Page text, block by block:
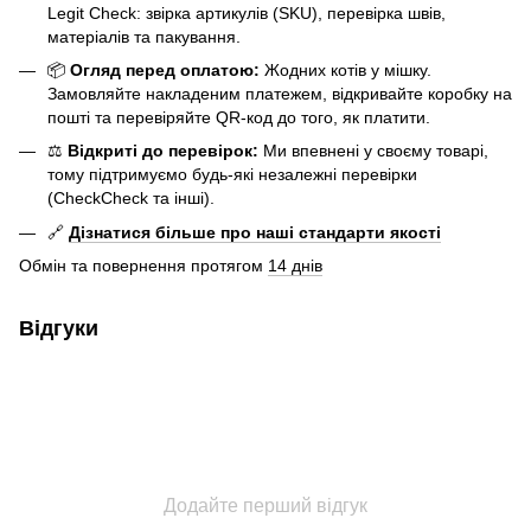
Legit Check: звірка артикулів (SKU), перевірка швів,
матеріалів та пакування.
📦 Огляд перед оплатою: Жодних котів у мішку.
Замовляйте накладеним платежем, відкривайте коробку на
пошті та перевіряйте QR-код до того, як платити.
⚖️ Відкриті до перевірок: Ми впевнені у своєму товарі,
тому підтримуємо будь-які незалежні перевірки
(CheckCheck та інші).
🔗 Дізнатися більше про наші стандарти якості
Обмін та повернення протягом 14 днів
Відгуки
Додайте перший відгук